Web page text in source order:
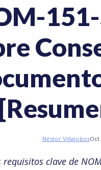
Néstor VillalobosOct
requisitos clave de